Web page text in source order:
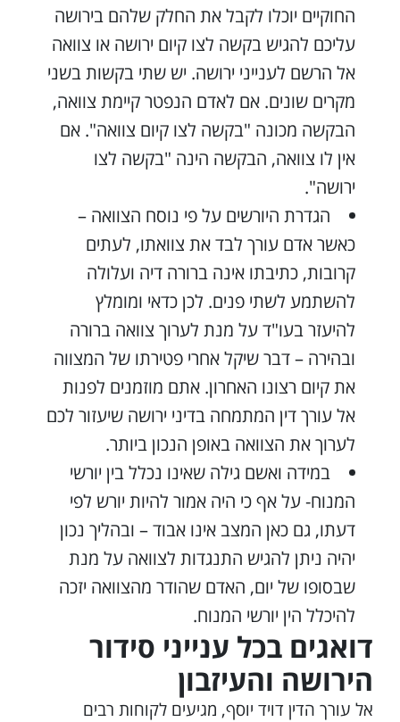
החוקיים יוכלו לקבל את החלק שלהם בירושה
עליכם להגיש בקשה לצו קיום ירושה או צוואה
אל הרשם לענייני ירושה. יש שתי בקשות בשני
מקרים שונים. אם לאדם הנפטר קיימת צוואה,
הבקשה מכונה "בקשה לצו קיום צוואה". אם
אין לו צוואה, הבקשה הינה "בקשה לצו
ירושה".
הגדרת היורשים על פי נוסח הצוואה –
כאשר אדם עורך לבד את צוואתו, לעתים
קרובות, כתיבתו אינה ברורה דיה ועלולה
להשתמע לשתי פנים. לכן כדאי ומומלץ
להיעזר בעו"ד על מנת לערוך צוואה ברורה
ובהירה – דבר שיקל אחרי פטירתו של המצווה
את קיום רצונו האחרון. אתם מוזמנים לפנות
אל עורך דין המתמחה בדיני ירושה שיעזור לכם
לערוך את הצוואה באופן הנכון ביותר.
במידה ואשם גילה שאינו נכלל בין יורשי
המנוח- על אף כי היה אמור להיות יורש לפי
דעתו, גם כאן המצב אינו אבוד – ובהליך נכון
יהיה ניתן להגיש התנגדות לצוואה על מנת
שבסופו של יום, האדם שהודר מהצוואה יזכה
להיכלל הין יורשי המנוח.
דואגים בכל ענייני סידור
הירושה והעיזבון
אל עורך הדין דויד יוסף, מגיעים לקוחות רבים